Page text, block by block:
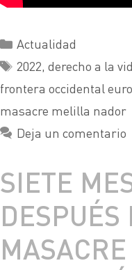
Actualidad
2022, derecho a la
frontera occidental
masacre melilla nador
Deja un comentario
SIETE
DESPUÉS